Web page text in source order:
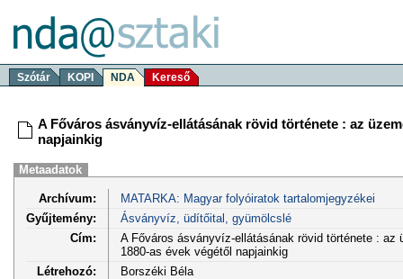
Szótár KOPI NDA Kereső
A Főváros ásványvíz-ellátásának rövid története : az
napjainkig
Metaadatok
Archívum:
MATARKA: Magyar folyóiratok tartalomjegyzékei
Gyűjtemény:
Ásványvíz, üdítőital, gyümölcslé
Cím:
A Főváros ásványvíz-ellátásának rövid története : az
1880-as évek végétől napjainkig
Létrehozó:
Borszéki Béla